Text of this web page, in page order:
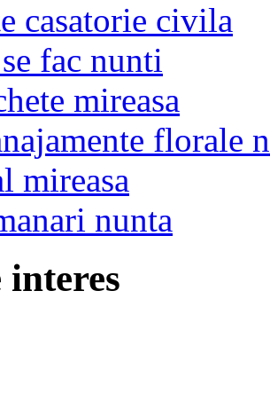
casatorie civila
fac nunti
mireasa
florale
mireasa
nunta